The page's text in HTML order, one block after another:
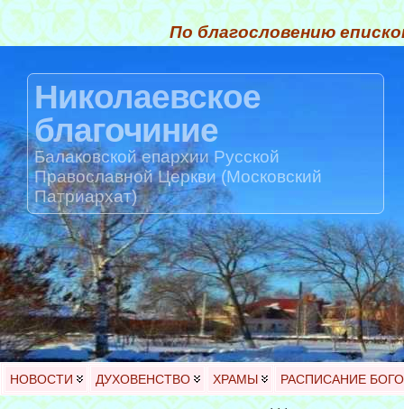
По благословению
Николаевское
благочиние
Балаковской епархии Русской
Православной Церкви (Московский
Патриархат)
НОВОСТИ ДУХОВЕНСТВО ХРАМЫ РАСПИСАНИЕ